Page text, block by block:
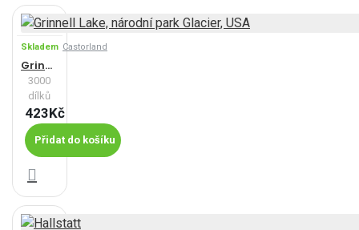
Skladem Castorland
Grinnell Lake, národní park Glacier, USA
3000
dílků
423Kč
Přidat do košíku